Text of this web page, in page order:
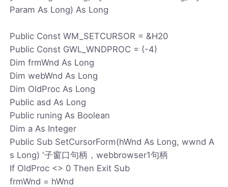
Param As Long) As Long
Public Const WM_SETCURSOR = &H20
Public Const GWL_WNDPROC = (-4)
Dim frmWnd As Long
Dim webWnd As Long
Dim OldProc As Long
Public asd As Long
Public runing As Boolean
Dim a As Integer
Public Sub SetCursorForm(hWnd As Long, wwnd A
s Long) '子窗口句柄，webbrowser1句柄
If OldProc <> 0 Then Exit Sub
frmWnd = hWnd